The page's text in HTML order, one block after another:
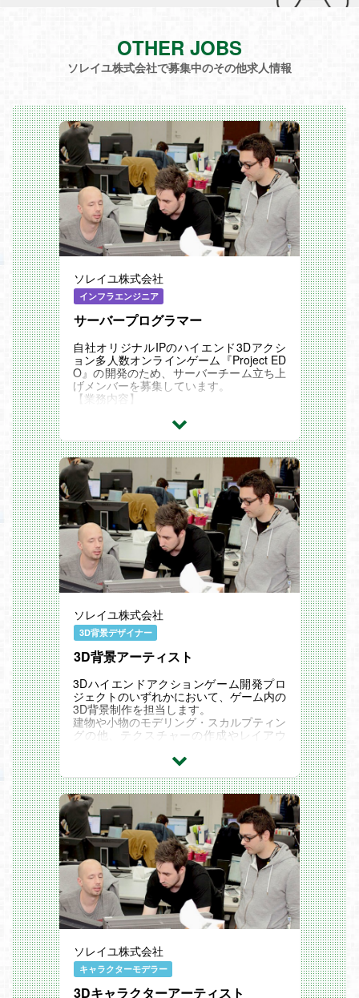
OTHER JOBS
ソレイユ株式会社で募集中のその他求人情報
ソレイユ株式会社
インフラエンジニア
サーバープログラマー
自社オリジナルIPのハイエンド3Dアクシ
ョン多人数オンラインゲーム『Project ED
O』の開発のため、サーバーチーム立ち上
げメンバーを募集しています。
【業務内容】
・サーバー構成の検討、構築
・サーバーチームの構築、立ち上げ 等
ソレイユ株式会社
3D背景デザイナー
3D背景アーティスト
3Dハイエンドアクションゲーム開発プロ
ジェクトのいずれかにおいて、ゲーム内の
3D背景制作を担当します。
建物や小物のモデリング・スカルプティン
グの他、テクスチャーの作成やレイアウ
ざまですが、自社オリジナルIPから国内外
の有名大型IP案件まで幅広いプロジェクト
があり、リアルからスタイライズドまで幅
広いスタイルに携わるチャンスがありま
す。
【業務内容】
Maya, ZBrush, SubstancePainter/Designe
r, UnrealEngine5等を使用した
・モデリング
・スカルプティング
・テクスチャリング
・レベルデザインに基づいた背景アセット
・ライティング、ポストエフェクトの設定
・コリジョン修正
・最適化処理 等
スキルやご経験・ご希望によっては、チー
ソレイユ株式会社
キャラクターモデラー
3Dキャラクターアーティスト